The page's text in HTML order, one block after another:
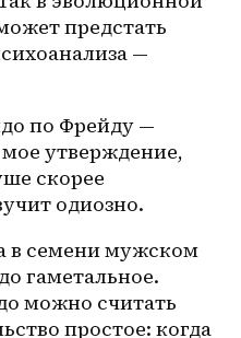
предстать
—
по Фрейду —
утверждение,
скорее
одиозно.
в семени мужском
гаметальное.
можно считать
простое: когда